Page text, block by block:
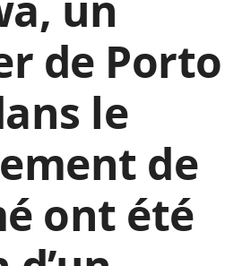
de Porto
le
de
ont été